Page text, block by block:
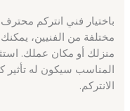
باختيار فني انتركم
مختلفة من الفنيين،
منزلك أو مكان عملك.
المناسب سيكون له تأثير
الانتركم.